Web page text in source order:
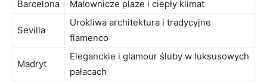
Barcelona
Malownicze ⁢plaze i ciepły klimat
Sevilla
Urokliwa⁤ architektura ‍i tradycyjne
flamenco
Madryt
Eleganckie​ i glamour śluby w luksusowych⁤
pałacach